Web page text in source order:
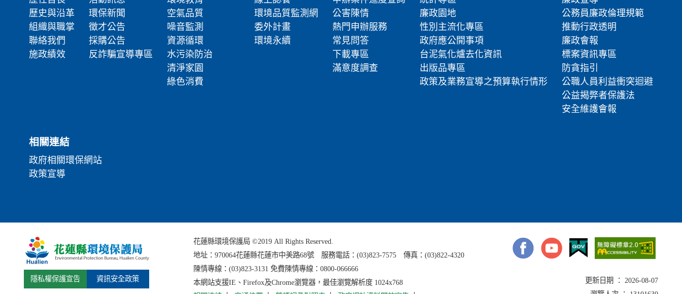
歷史與沿革
組織與職掌
聯絡我們
施政績效
環保新聞
徵才公告
採購公告
反詐騙宣導專區
空氣品質
噪音監測
資源循環
水污染防治
清淨家園
綠色消費
環境品質監測網
委外計畫
環境永續
公害陳情
熱門申辦服務
常見問答
下載專區
滿意度調查
廉政園地
性別主流化專區
政府應公開事項
台泥氣化爐去化資訊
出版品專區
政策及業務宣導之預算執行情形
公務員廉政倫理規範
推動行政透明
廉政會報
標案資訊專區
防貪指引
公職人員利益衝突迴避
公益揭弊者保護法
安全維護會報
相關連結
政府相關環保網站
政策宣導
隱私權保護宣告 資訊安全政策
花蓮縣環境保護局 ©2019 All Rights Reserved.
地址： 970064花蓮縣花蓮市中美路68號 服務電話：(03)823-7575 傳真：(03)822-4320
陳情專線：(03)823-3131 免費陳情專線：0800-066666
本網站支援IE、Firefox及Chrome瀏覽器，最佳瀏覽解析度 1024x768
更新日期 ： 2026-08-07